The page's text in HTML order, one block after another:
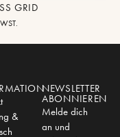
GRID
&
NEWSLETTER
ABONNIEREN
Melde dich
an und